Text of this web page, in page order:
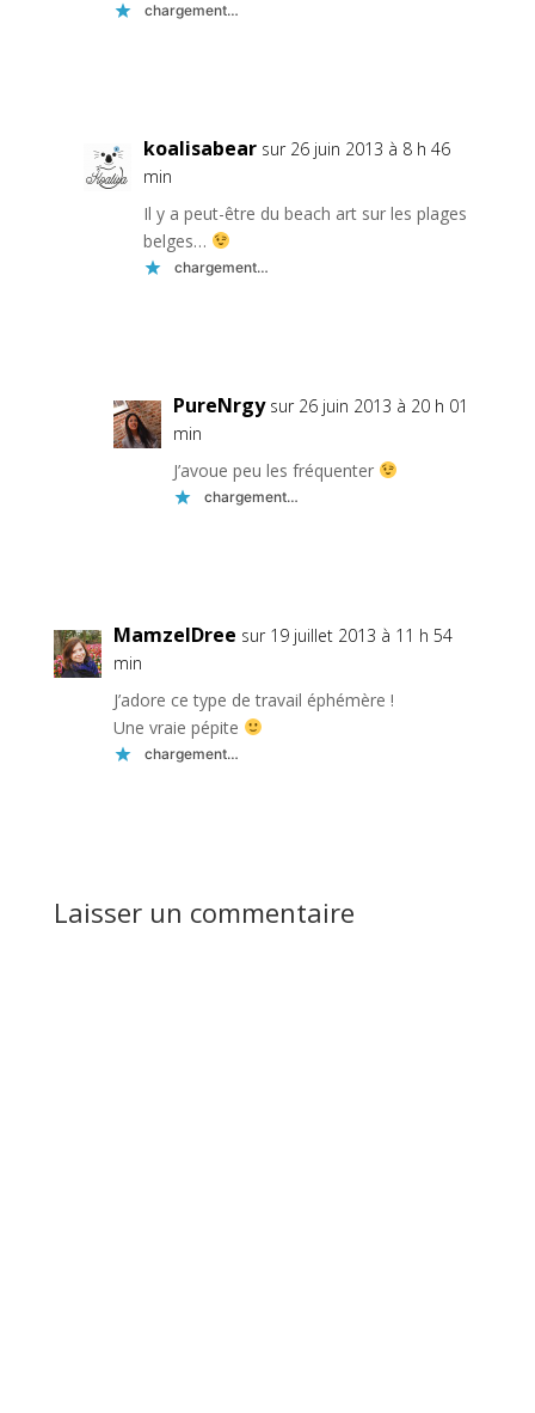
chargement…
koalisabear sur 26 juin 2013 à 8 h 46
min
Il y a peut-être du beach art sur les plages
belges…
chargement…
PureNrgy sur 26 juin 2013 à 20 h 01
min
J’avoue peu les fréquenter
chargement…
MamzelDree sur 19 juillet 2013 à 11 h 54
min
J’adore ce type de travail éphémère !
Une vraie pépite
chargement…
Laisser un commentaire